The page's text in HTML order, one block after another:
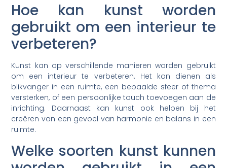
Hoe kan kunst worden
gebruikt om een interieur te
verbeteren?
Kunst kan op verschillende manieren worden gebruikt
om een interieur te verbeteren. Het kan dienen als
blikvanger in een ruimte, een bepaalde sfeer of thema
versterken, of een persoonlijke touch toevoegen aan de
inrichting. Daarnaast kan kunst ook helpen bij het
creëren van een gevoel van harmonie en balans in een
ruimte.
Welke soorten kunst kunnen